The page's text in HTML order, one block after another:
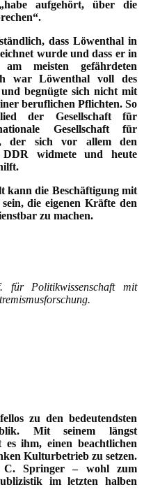
aufgehört, über die
dass Löwenthal in
wurde und dass er in
meisten gefährdeten
war Löwenthal voll des
begnügte sich nicht mit
beruflichen Pflichten. So
der Gesellschaft für
Gesellschaft für
der sich vor allem den
widmete und heute
kann die Beschäftigung mit
die eigenen Kräfte den
zu machen.
Politikwissenschaft mit
zu den bedeutendsten
Mit seinem längst
ihm, einen beachtlichen
Kulturbetrieb zu setzen.
Springer – wohl zum
im letzten halben